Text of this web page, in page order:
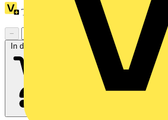
Treuepunkte: 231
−
+
In den Warenkorb